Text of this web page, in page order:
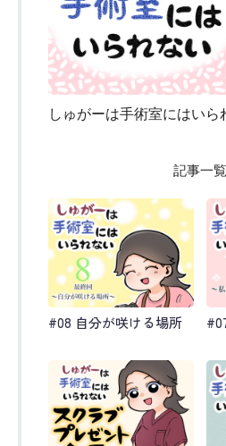
しゅがーは手術室にはいら
記事一覧
#08 自分が咲ける場所